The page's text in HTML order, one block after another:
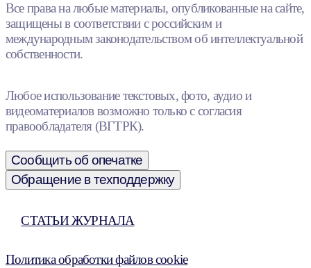
Все права на любые материалы, опубликованные на сайте,
защищены в соответствии с российским и
международным законодательством об интеллектуальной
собственности.
Любое использование текстовых, фото, аудио и
видеоматериалов возможно только с согласия
правообладателя (ВГТРК).
Сообщить об опечатке
Обращение в техподдержку
СТАТЬИ ЖУРНАЛА
Политика обработки файлов cookie